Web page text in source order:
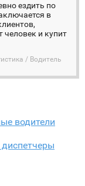
ездить по
в
человек и купит
/ Водитель
водители
диспетчеры